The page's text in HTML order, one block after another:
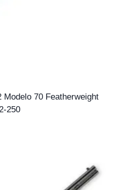
70 Featherweight
250